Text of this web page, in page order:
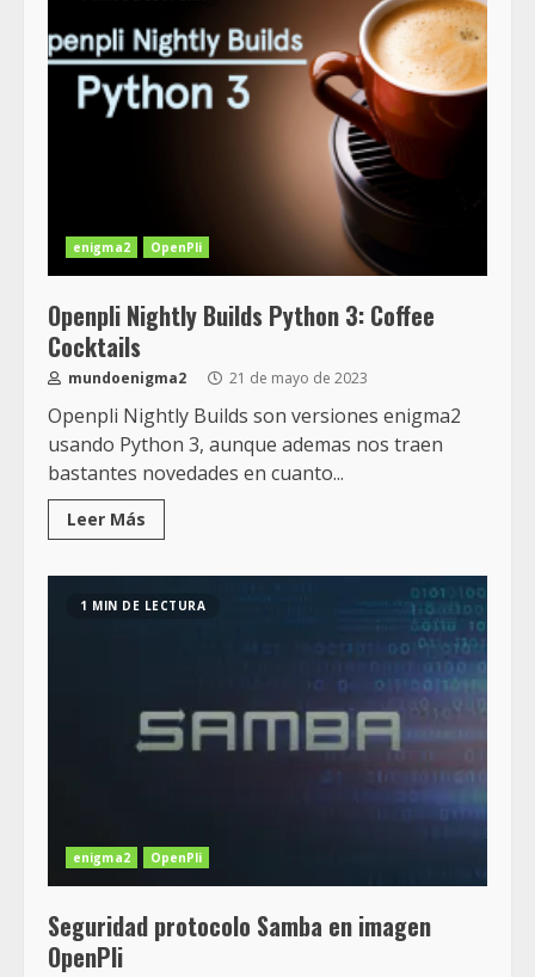
enigma2 OpenPli
Openpli Nightly Builds Python 3: Coffee
Cocktails
mundoenigma2 21 de mayo de 2023
Openpli Nightly Builds son versiones enigma2
usando Python 3, aunque ademas nos traen
bastantes novedades en cuanto...
Leer Más
1 MIN DE LECTURA
enigma2 OpenPli
Seguridad protocolo Samba en imagen
OpenPli